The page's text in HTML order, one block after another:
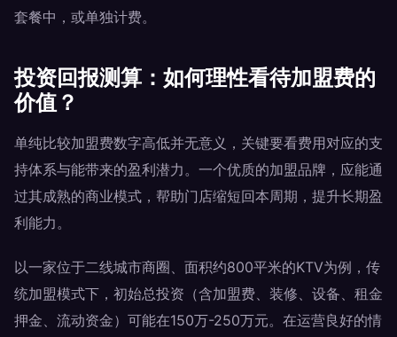
套餐中，或单独计费。
投资回报测算：如何理性看待加盟费的
价值？
单纯比较加盟费数字高低并无意义，关键要看费用对应的支
持体系与能带来的盈利潜力。一个优质的加盟品牌，应能通
过其成熟的商业模式，帮助门店缩短回本周期，提升长期盈
利能力。
以一家位于二线城市商圈、面积约800平米的KTV为例，传
统加盟模式下，初始总投资（含加盟费、装修、设备、租金
押金、流动资金）可能在150万-250万元。在运营良好的情